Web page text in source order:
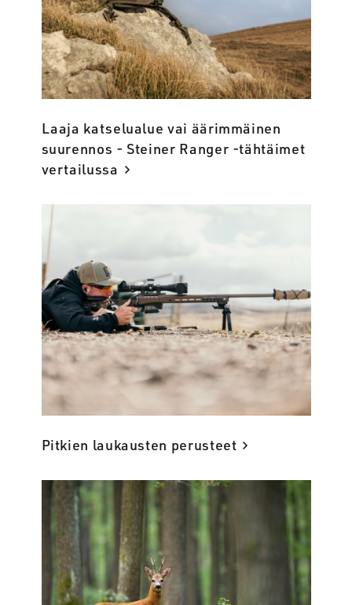
Laaja katselualue vai äärimmäinen
suurennos - Steiner Ranger -tähtäimet
vertailussa
Pitkien laukausten perusteet